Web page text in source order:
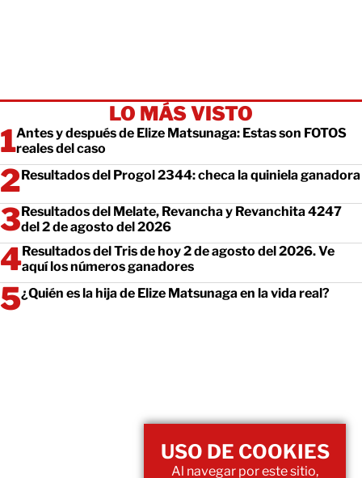
LO MÁS VISTO
Antes y después de Elize Matsunaga: Estas son FOTOS
reales del caso
Resultados del Progol 2344: checa la quiniela ganadora
Resultados del Melate, Revancha y Revanchita 4247
del 2 de agosto del 2026
Resultados del Tris de hoy 2 de agosto del 2026. Ve
aquí los números ganadores
¿Quién es la hija de Elize Matsunaga en la vida real?
USO DE COOKIES
Al navegar por este sitio,